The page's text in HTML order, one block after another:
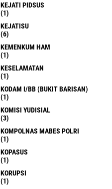
KEJATI PIDSUS
(1)
KEJATISU
(6)
KEMENKUM HAM
(1)
KESELAMATAN
(1)
KODAM I/BB (BUKIT BARISAN)
(1)
KOMISI YUDISIAL
(3)
KOMPOLNAS MABES POLRI
(1)
KOPASUS
(1)
KORUPSI
(1)